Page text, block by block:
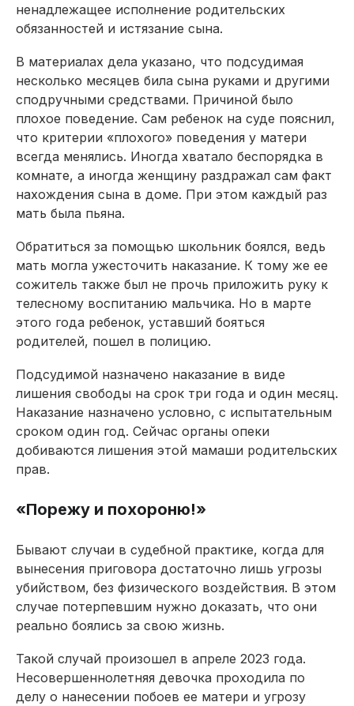
ненадлежащее исполнение родительских
обязанностей и истязание сына.
В материалах дела указано, что подсудимая
несколько месяцев била сына руками и другими
сподручными средствами. Причиной было
плохое поведение. Сам ребенок на суде пояснил,
что критерии «плохого» поведения у матери
всегда менялись. Иногда хватало беспорядка в
комнате, а иногда женщину раздражал сам факт
нахождения сына в доме. При этом каждый раз
мать была пьяна.
Обратиться за помощью школьник боялся, ведь
мать могла ужесточить наказание. К тому же ее
сожитель также был не прочь приложить руку к
телесному воспитанию мальчика. Но в марте
этого года ребенок, уставший бояться
родителей, пошел в полицию.
Подсудимой назначено наказание в виде
лишения свободы на срок три года и один месяц.
Наказание назначено условно, с испытательным
сроком один год. Сейчас органы опеки
добиваются лишения этой мамаши родительских
прав.
«Порежу и похороню!»
Бывают случаи в судебной практике, когда для
вынесения приговора достаточно лишь угрозы
убийством, без физического воздействия. В этом
случае потерпевшим нужно доказать, что они
реально боялись за свою жизнь.
Такой случай произошел в апреле 2023 года.
Несовершеннолетняя девочка проходила по
делу о нанесении побоев ее матери и угрозу